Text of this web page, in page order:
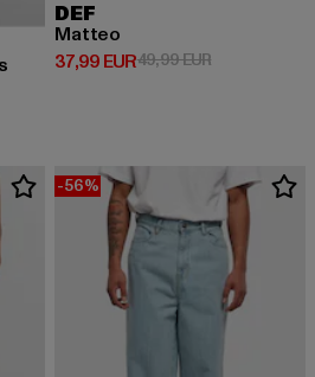
49,99 EUR
DEF
Matteo
37,99 EUR
Derzeitiger Preis: 37,99 EUR
49,99 EURAktionspreis:
-56%